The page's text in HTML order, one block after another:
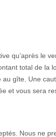
qu’après le
total de la
au gîte. Une
et vous sera
Nous ne